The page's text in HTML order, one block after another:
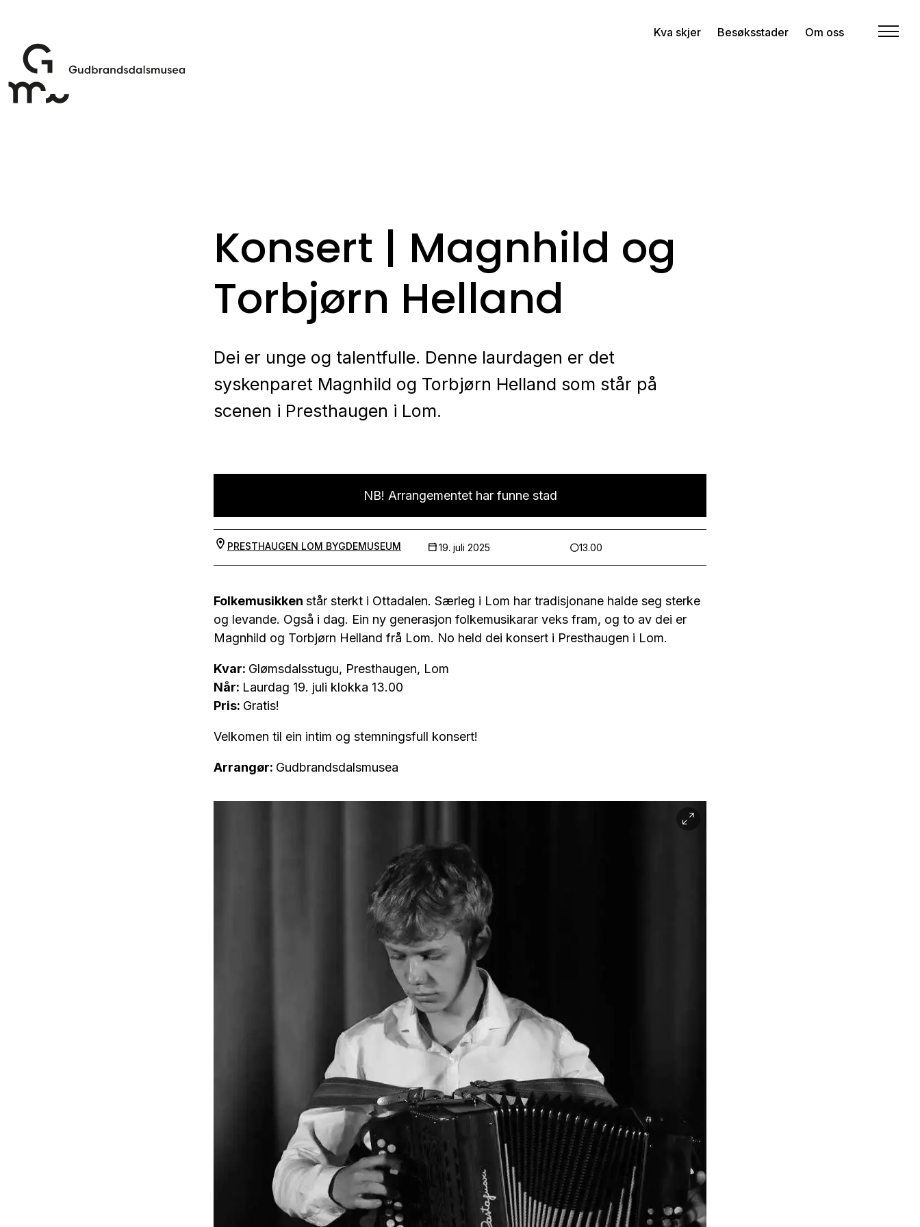
Kva skjer Besøksstader Om oss
Konsert | Magnhild og
Torbjørn Helland
Dei er unge og talentfulle. Denne laurdagen er det
syskenparet Magnhild og Torbjørn Helland som står på
scenen i Presthaugen i Lom.
NB! Arrangementet har funne stad
PRESTHAUGEN LOM BYGDEMUSEUM 19. juli 2025 13.00
Folkemusikken står sterkt i Ottadalen. Særleg i Lom har tradisjonane halde seg sterke
og levande. Også i dag. Ein ny generasjon folkemusikarar veks fram, og to av dei er
Magnhild og Torbjørn Helland frå Lom. No held dei konsert i Presthaugen i Lom.
Kvar: Glømsdalsstugu, Presthaugen, Lom
Når: Laurdag 19. juli klokka 13.00
Pris: Gratis!
Velkomen til ein intim og stemningsfull konsert!
Arrangør: Gudbrandsdalsmusea